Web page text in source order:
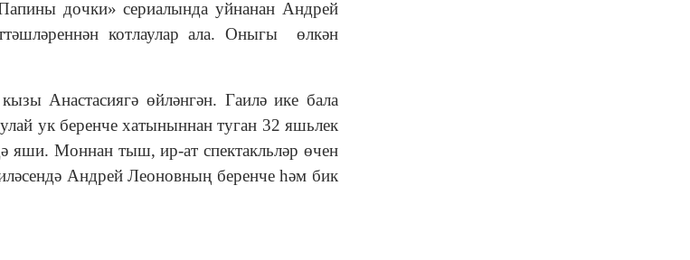
дочки» сериалында уйнанан Андрей
котлаулар ала. Оныгы өлкән
Анастасиягә өйләнгән. Гаилә ике бала
ук беренче хатыныннан туган 32 яшьлек
яши. Моннан тыш, ир-ат спектакльләр өчен
Андрей Леоновның беренче һәм бик